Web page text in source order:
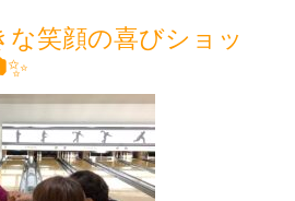
笑顔の喜びショッ